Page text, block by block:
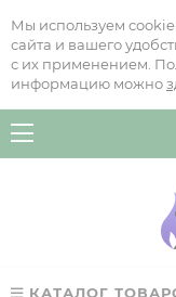
Мы используем
сайта и вашего
с их применением.
информацию можно
КАТАЛОГ